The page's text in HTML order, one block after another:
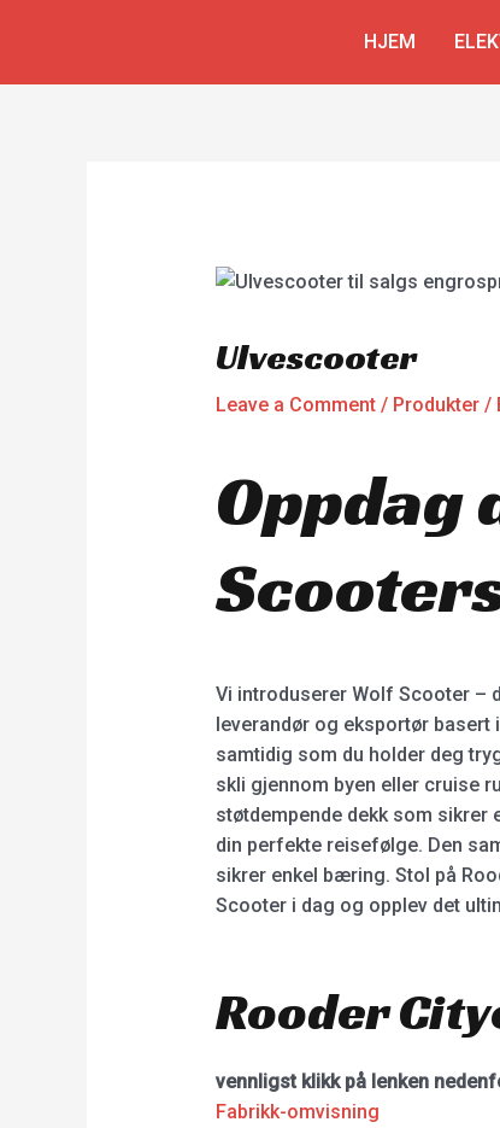
HJEM
Ulvescooter
Leave a Comment / Produkter/
Oppdag
Vi introduserer Wolf Scooter –
leverandør og eksportør
samtidig som du holder deg
skli gjennom byen eller cruise
støtdempende dekk som sikrer
din perfekte reisefølge. Den
sikrer enkel bæring. Stol på
Scooter i dag og opplev det
Rooder
vennligst klikk på lenken
Fabrikk-omvisning